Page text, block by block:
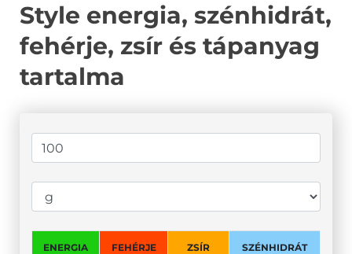
Style energia, szénhidrát,
fehérje, zsír és tápanyag
tartalma
ENERGIA FEHÉRJE ZSÍR SZÉNHIDRÁT